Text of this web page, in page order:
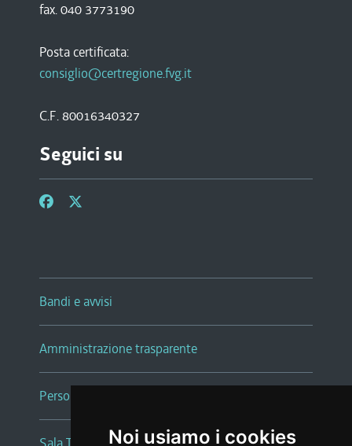
Noi usiamo i cookies
fax. 040 3773190
Posta certificata:
consiglio@certregione.fvg.it
C.F. 80016340327
Seguici su
Bandi e avvisi
Amministrazione trasparente
Persone e Uffici